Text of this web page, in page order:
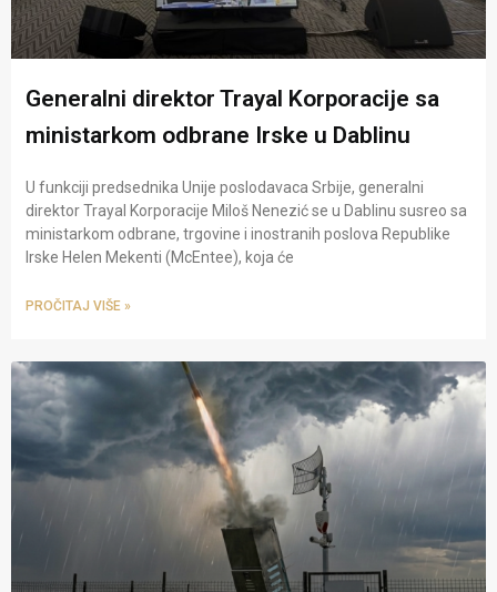
Generalni direktor Trayal Korporacije sa
ministarkom odbrane Irske u Dablinu
U funkciji predsednika Unije poslodavaca Srbije, generalni
direktor Trayal Korporacije Miloš Nenezić se u Dablinu susreo sa
ministarkom odbrane, trgovine i inostranih poslova Republike
Irske Helen Mekenti (McEntee), koja će
PROČITAJ VIŠE »